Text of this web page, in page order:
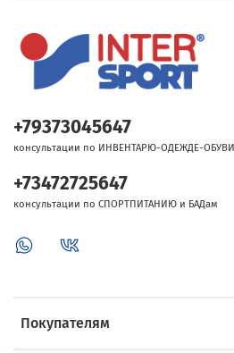
Покупателям
+79373045647
консультации по ИНВЕНТАРЮ-ОДЕЖДЕ-ОБУВИ
+73472725647
консультации по СПОРТПИТАНИЮ и БАДам